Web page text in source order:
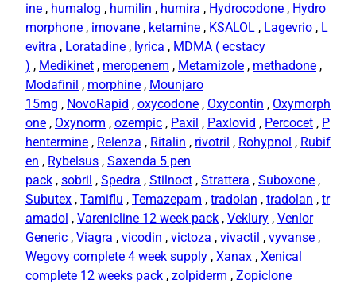
ine , humalog , humilin , humira , Hydrocodone , Hydro
morphone , imovane , ketamine , KSALOL , Lagevrio , L
evitra , Loratadine , lyrica , MDMA ( ecstacy
) , Medikinet , meropenem , Metamizole , methadone ,
Modafinil , morphine , Mounjaro
15mg , NovoRapid , oxycodone , Oxycontin , Oxymorph
one , Oxynorm , ozempic , Paxil , Paxlovid , Percocet , P
hentermine , Relenza , Ritalin , rivotril , Rohypnol , Rubif
en , Rybelsus , Saxenda 5 pen
pack , sobril , Spedra , Stilnoct , Strattera , Suboxone ,
Subutex , Tamiflu , Temazepam , tradolan , tradolan , tr
amadol , Varenicline 12 week pack , Veklury , Venlor
Generic , Viagra , vicodin , victoza , vivactil , vyvanse ,
Wegovy complete 4 week supply , Xanax , Xenical
complete 12 weeks pack , zolpiderm , Zopiclone